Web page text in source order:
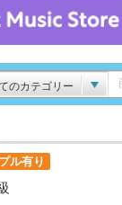
のカテゴリー
ル有り